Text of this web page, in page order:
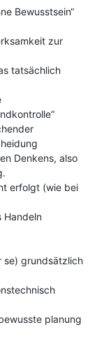
Bewusstsein“
zur
tatsächlich
Denkens, also
erfolgt (wie bei
Handeln
se) grundsätzlich
planung